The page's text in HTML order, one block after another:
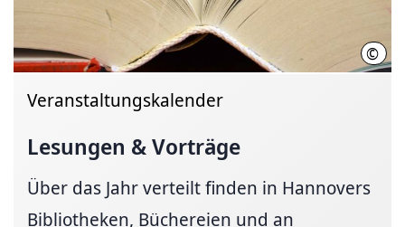
©
Veranstaltungskalender
Lesungen & Vorträge
Über das Jahr verteilt finden in Hannovers
Bibliotheken, Büchereien und an